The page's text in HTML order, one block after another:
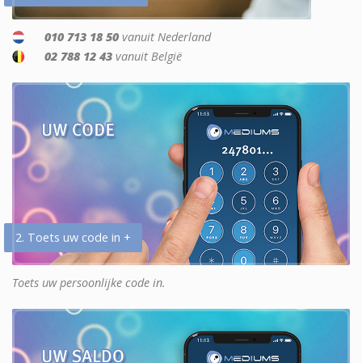
010 713 18 50 vanuit Nederland
02 788 12 43 vanuit België
2. Toets uw code in +
Toets uw persoonlijke code in.